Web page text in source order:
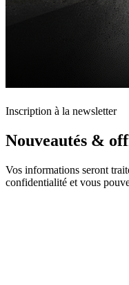
Inscription à la newsletter
Nouveautés &
Vos informations seront
confidentialité et vous